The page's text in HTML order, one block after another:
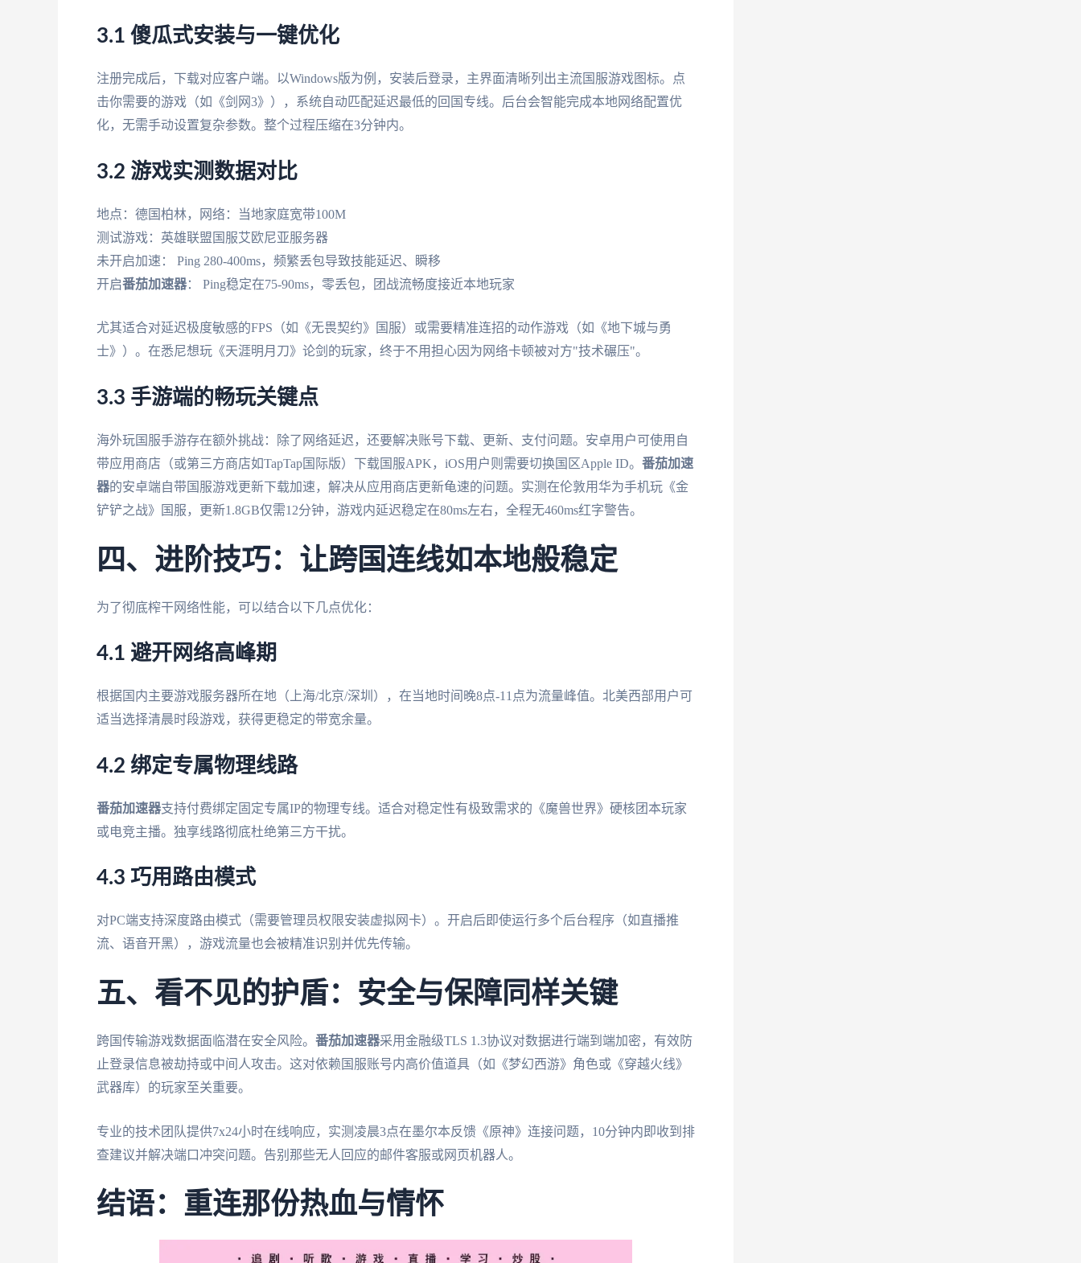
3.1 傻瓜式安装与一键优化
注册完成后，下载对应客户端。以Windows版为例，安装后登录，主界面清晰列出主流国服游戏图标。点
击你需要的游戏（如《剑网3》），系统自动匹配延迟最低的回国专线。后台会智能完成本地网络配置优
化，无需手动设置复杂参数。整个过程压缩在3分钟内。
3.2 游戏实测数据对比
地点：德国柏林，网络：当地家庭宽带100M
测试游戏：英雄联盟国服艾欧尼亚服务器
未开启加速： Ping 280-400ms，频繁丢包导致技能延迟、瞬移
开启番茄加速器： Ping稳定在75-90ms，零丢包，团战流畅度接近本地玩家
尤其适合对延迟极度敏感的FPS（如《无畏契约》国服）或需要精准连招的动作游戏（如《地下城与勇
士》）。在悉尼想玩《天涯明月刀》论剑的玩家，终于不用担心因为网络卡顿被对方"技术碾压"。
3.3 手游端的畅玩关键点
海外玩国服手游存在额外挑战：除了网络延迟，还要解决账号下载、更新、支付问题。安卓用户可使用自
带应用商店（或第三方商店如TapTap国际版）下载国服APK，iOS用户则需要切换国区Apple ID。 番茄加速
器的安卓端自带国服游戏更新下载加速，解决从应用商店更新龟速的问题。实测在伦敦用华为手机玩《金
铲铲之战》国服，更新1.8GB仅需12分钟，游戏内延迟稳定在80ms左右，全程无460ms红字警告。
四、进阶技巧：让跨国连线如本地般稳定
为了彻底榨干网络性能，可以结合以下几点优化：
4.1 避开网络高峰期
根据国内主要游戏服务器所在地（上海/北京/深圳），在当地时间晚8点-11点为流量峰值。北美西部用户可
适当选择清晨时段游戏，获得更稳定的带宽余量。
4.2 绑定专属物理线路
番茄加速器支持付费绑定固定专属IP的物理专线。适合对稳定性有极致需求的《魔兽世界》硬核团本玩家
或电竞主播。独享线路彻底杜绝第三方干扰。
4.3 巧用路由模式
对PC端支持深度路由模式（需要管理员权限安装虚拟网卡）。开启后即使运行多个后台程序（如直播推
流、语音开黑），游戏流量也会被精准识别并优先传输。
五、看不见的护盾：安全与保障同样关键
跨国传输游戏数据面临潜在安全风险。 番茄加速器采用金融级TLS 1.3协议对数据进行端到端加密，有效防
止登录信息被劫持或中间人攻击。这对依赖国服账号内高价值道具（如《梦幻西游》角色或《穿越火线》
武器库）的玩家至关重要。
专业的技术团队提供7x24小时在线响应，实测凌晨3点在墨尔本反馈《原神》连接问题，10分钟内即收到排
查建议并解决端口冲突问题。告别那些无人回应的邮件客服或网页机器人。
结语：重连那份热血与情怀